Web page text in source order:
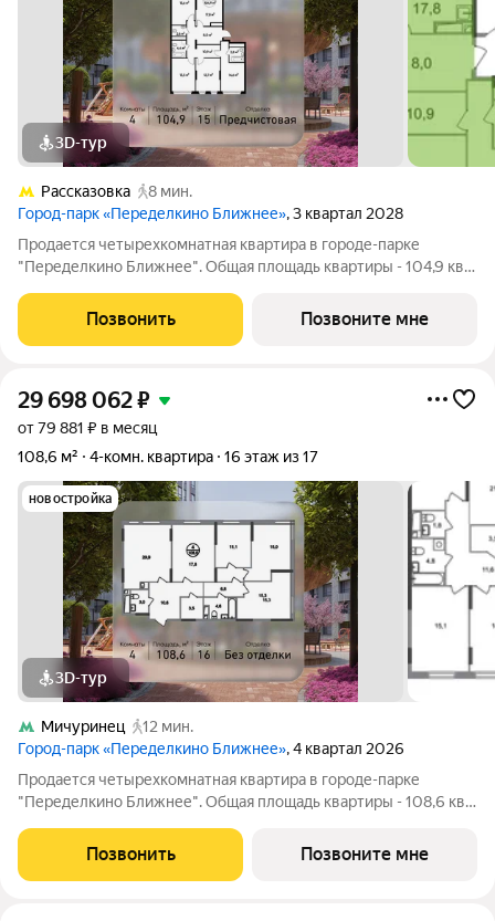
3D-тур
Рассказовка
8 мин.
Город-парк «Переделкино Ближнее», 3 квартал 2028
Продается четырехкомнатная квартира в городе-парке
"Переделкино Ближнее". Общая площадь квартиры - 104,9 кв.
монолитный. ТОЛЬКО ДО 31 АВГУСТА выгодные условия на
приобретение квартиры в
Позвонить Позвоните мне
29 698 062₽
от 79 881 ₽ в месяц
108,6 м²
4-комн. квартира 16 этаж из 17
новостройка
3D-тур
Мичуринец
12 мин.
Город-парк «Переделкино Ближнее», 4 квартал 2026
Продается четырехкомнатная квартира в городе-парке
"Переделкино Ближнее". Общая площадь квартиры - 108,6 кв.
монолитный. ТОЛЬКО ДО 31 АВГУСТА выгодные условия на
приобретение квартиры в
Позвонить Позвоните мне